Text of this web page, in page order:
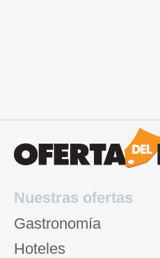
Nuestras ofertas
Gastronomía
Hoteles